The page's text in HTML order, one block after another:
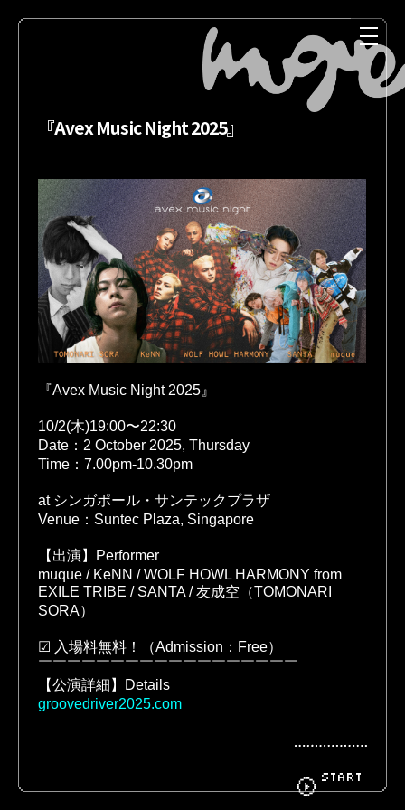
NEWS MEDIA
BIOGRAPHY
FANCLUB
START
『Avex Music Night 2025』
『Avex Music Night 2025』
10/2(木)19:00〜22:30
Date：2 October 2025, Thursday
Time：7.00pm-10.30pm
at シンガポール・サンテックプラザ
Venue：Suntec Plaza, Singapore
【出演】Performer
muque / KeNN / WOLF HOWL HARMONY from
EXILE TRIBE / SANTA / 友成空（TOMONARI
SORA）
☑ 入場料無料！（Admission：Free）
￣￣￣￣￣￣￣￣￣￣￣￣￣￣￣￣￣￣
【公演詳細】Details
groovedriver2025.com